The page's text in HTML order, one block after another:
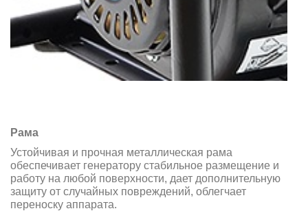
Рама
Устойчивая и прочная металлическая рама
обеспечивает генератору стабильное размещение и
работу на любой поверхности, дает дополнительную
защиту от случайных повреждений, облегчает
переноску аппарата.